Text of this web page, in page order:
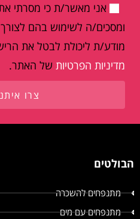
אני מאשר/ת כי מסרתי
ומסכים/ה לשימוש בהם לצורך
מודע/ת ליכולת לבטל את
מדיניות הפרטיות של האתר.
צרו
הבולטים
מתנפחים להשכרה
מתנפחים עם מים